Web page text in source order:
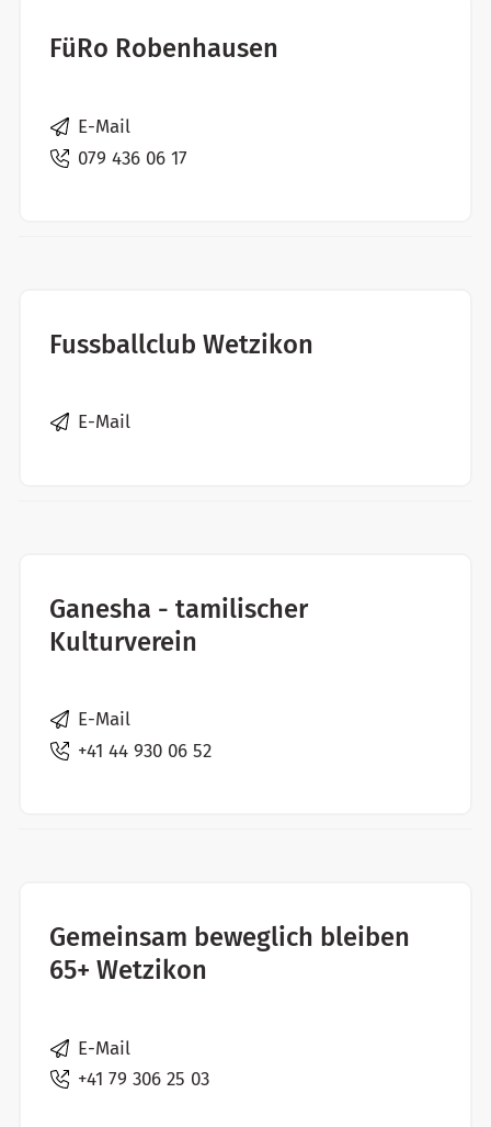
FüRo Robenhausen
E-Mail
079 436 06 17
Fussballclub Wetzikon
E-Mail
Ganesha - tamilischer
Kulturverein
E-Mail
+41 44 930 06 52
Gemeinsam beweglich bleiben
65+ Wetzikon
E-Mail
+41 79 306 25 03